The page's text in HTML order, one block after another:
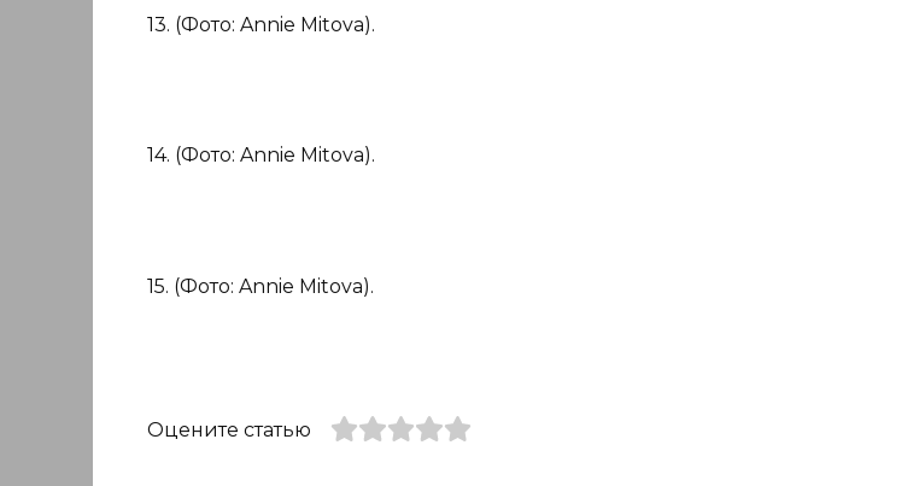
13. (Фото: Annie Mitova).
14. (Фото: Annie Mitova).
15. (Фото: Annie Mitova).
Оцените статью